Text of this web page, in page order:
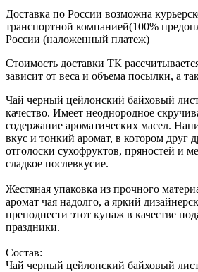
Доставка по России возможна
транспортной компанией(100%
России (наложенный платеж)
Стоимость доставки ТК
зависит от веса и объема посылки, а
Чай черный цейлонский байховый
качество. Имеет неоднородное
содержание ароматических масел.
вкус и тонкий аромат, в котором друг
отголоски сухофруктов, пряностей и
сладкое послевкусие.
Жестяная упаковка из прочного
аромат чая надолго, а яркий
преподнести этот купаж в качестве
праздники.
Состав:
Чай черный цейлонский байховый